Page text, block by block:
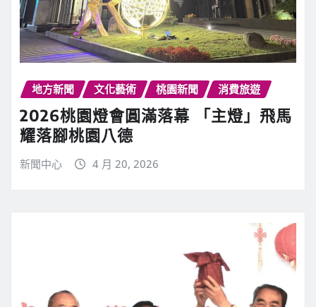
地方新聞 文化藝術 桃園新聞 消費旅遊
2026桃園燈會圓滿落幕 「主燈」飛馬
耀落腳桃園八德
新聞中心 4 月 20, 2026